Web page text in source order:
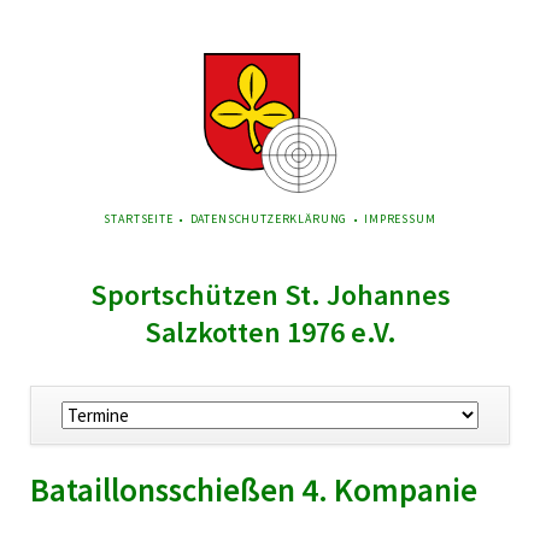
NAVIGATION
STARTSEITE DATENSCHUTZERKLÄRUNG IMPRESSUM
Sportschützen St. Johannes
Salzkotten 1976 e.V.
Navigation
überspringen
Bataillonsschießen 4. Kompanie